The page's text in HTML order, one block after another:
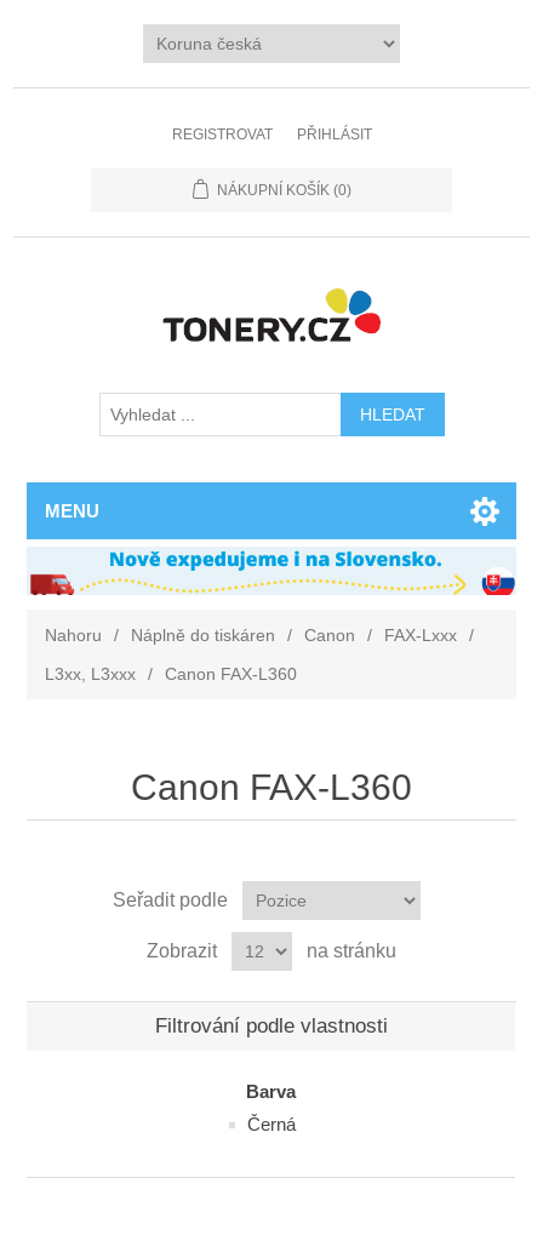
REGISTROVAT PŘIHLÁSIT
NÁKUPNÍ KOŠÍK (0)
MENU
Nahoru / Náplně do tiskáren / Canon / FAX-Lxxx
/
L3xx, L3xxx
/ Canon FAX-L360
Canon FAX-L360
Seřadit podle
Zobrazit na stránku
Filtrování podle vlastnosti
Barva
Černá